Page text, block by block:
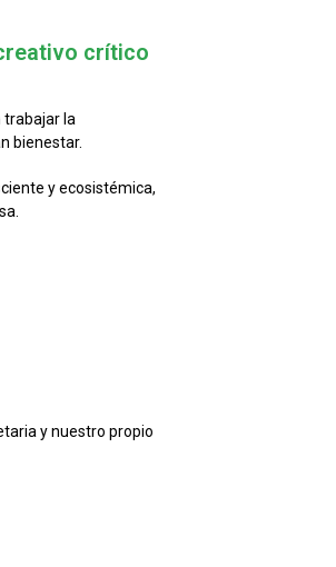
crítico
trabajar la
bienestar.
y ecosistémica,
y nuestro propio